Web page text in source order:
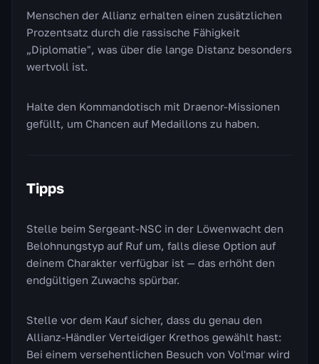
Menschen der Allianz erhalten einen zusätzlichen
Prozentsatz durch die rassische Fähigkeit
„Diplomatie", was über die lange Distanz besonders
wertvoll ist.
Halte den Kommandotisch mit Draenor-Missionen
gefüllt, um Chancen auf Medaillons zu haben.
Tipps
Stelle beim Sergeant-NSC in der Löwenwacht den
Belohnungstyp auf Ruf um, falls diese Option auf
deinem Charakter verfügbar ist — das erhöht den
endgültigen Zuwachs spürbar.
Stelle vor dem Kauf sicher, dass du genau den
Allianz-Händler Verteidiger Krethos gewählt hast:
Bei einem versehentlichen Besuch von Vol'mar wird